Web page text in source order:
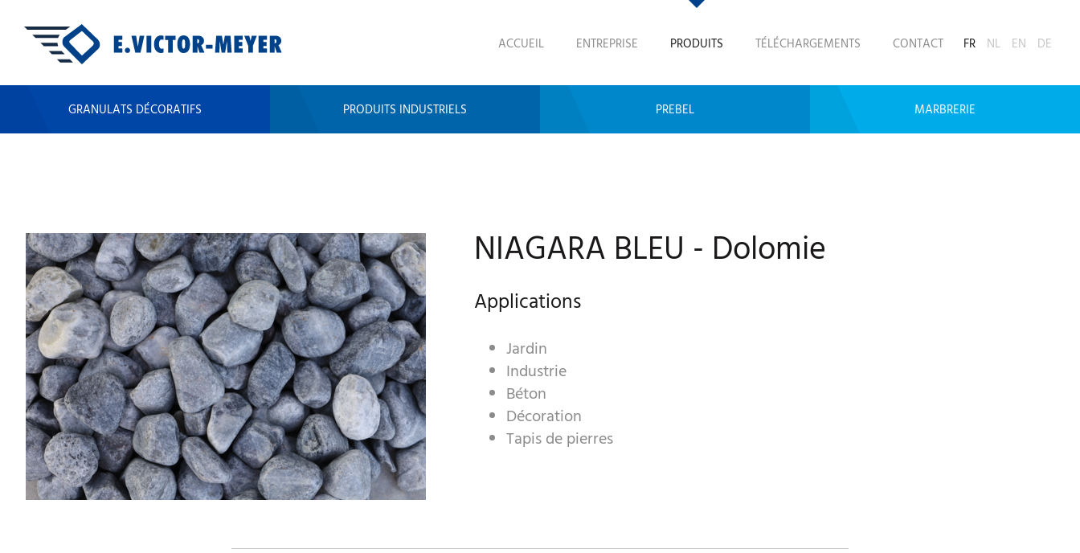
ACCUEIL ENTREPRISE PRODUITS TÉLÉCHARGEMENTS CONTACT
GRANULATS DÉCORATIFS PRODUITS INDUSTRIELS PREBEL MARBRERIE
FR NL EN DE
NIAGARA BLEU - Dolomie
Applications
Jardin
Industrie
Béton
Décoration
Tapis de pierres